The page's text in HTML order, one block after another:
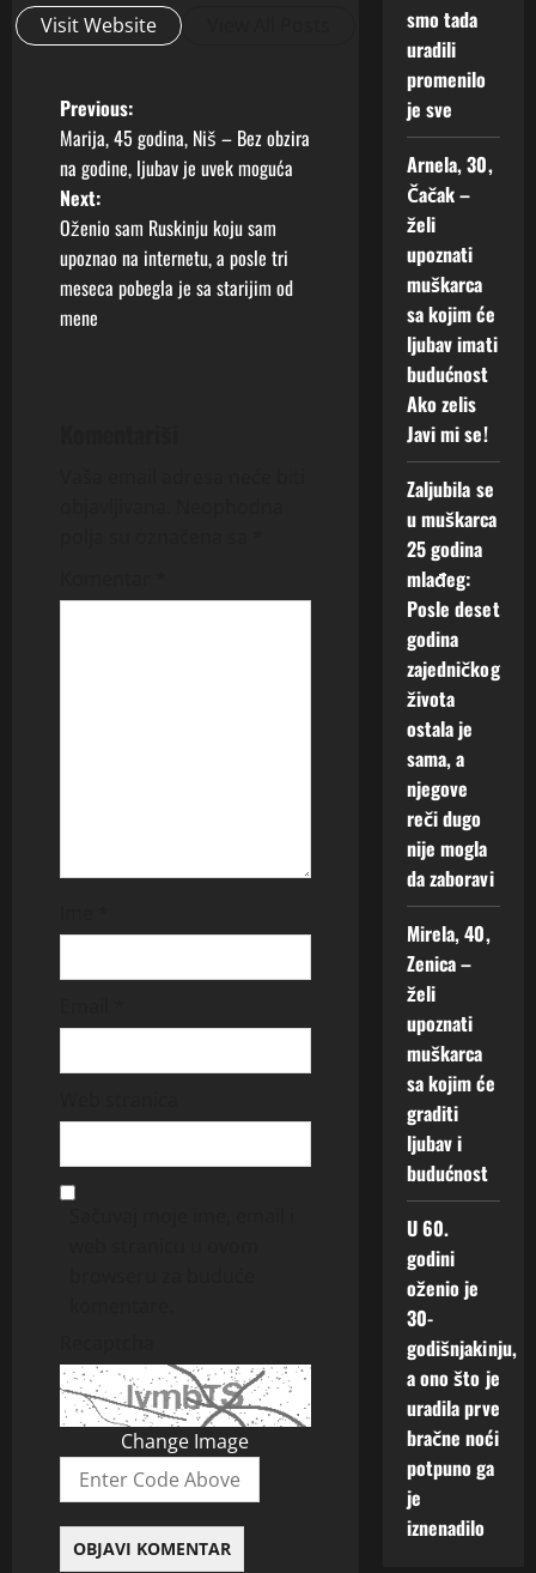
Visit Website
P
o
s
t
n
Previous:
Marija, 45 godina, Niš – Bez obzira
na godine, ljubav je uvek moguća
Next:
Oženio sam Ruskinju koju sam
upoznao na internetu, a posle tri
meseca pobegla je sa starijim od
mene
Change Image
i
e
2
0
smo tada
uradili
promenilo
je sve
Arnela, 30,
Čačak –
želi
upoznati
muškarca
sa kojim će
ljubav imati
budućnost
Ako zelis
Javi mi se!
Zaljubila se
u muškarca
25 godina
mlađeg:
Posle deset
godina
zajedničkog
života
ostala je
sama, a
njegove
reči dugo
nije mogla
da zaboravi
Mirela, 40,
Zenica –
želi
upoznati
muškarca
sa kojim će
graditi
ljubav i
budućnost
U 60.
godini
oženio je
30-
godišnjakinju,
a ono što je
uradila prve
bračne noći
potpuno ga
je
iznenadilo